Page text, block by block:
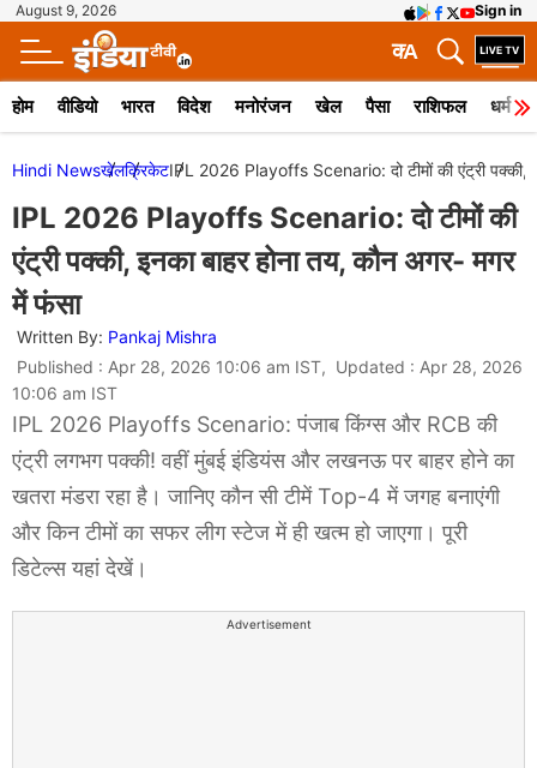
August 9, 2026 Sign in
A
क
होम वीडियो भारत विदेश मनोरंजन खेल पैसा राशिफल धर्म
Hindi Newsखेलक्रिकेटIPL 2026 Playoffs Scenario: दो टीमों की एंट्री पक्की,
IPL 2026 Playoffs Scenario: दो टीमों की
एंट्री पक्की, इनका बाहर होना तय, कौन अगर- मगर
में फंसा
Written By: Pankaj Mishra
Published : Apr 28, 2026 10:06 am IST, Updated : Apr 28, 2026
10:06 am IST
IPL 2026 Playoffs Scenario: पंजाब किंग्स और RCB की
एंट्री लगभग पक्की! वहीं मुंबई इंडियंस और लखनऊ पर बाहर होने का
खतरा मंडरा रहा है। जानिए कौन सी टीमें Top-4 में जगह बनाएंगी
और किन टीमों का सफर लीग स्टेज में ही खत्म हो जाएगा। पूरी
डिटेल्स यहां देखें।
Advertisement